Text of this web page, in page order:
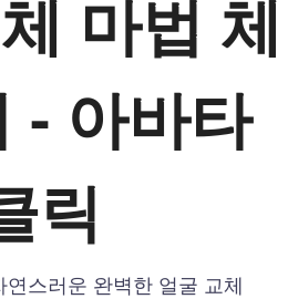
마법 체
- 아바타
릭
스러운 완벽한 얼굴 교체